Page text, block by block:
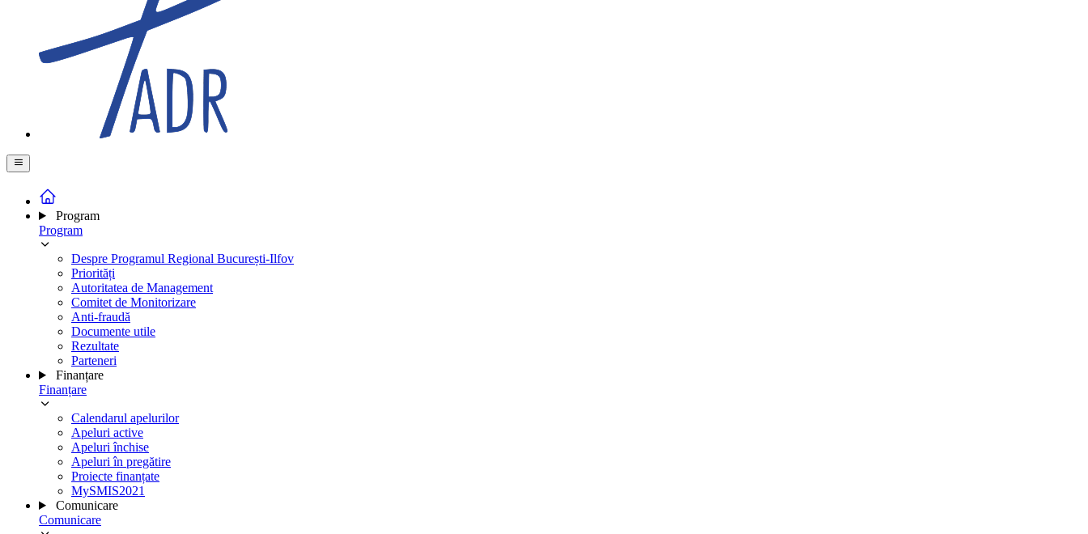
Program
Program
Despre Programul Regional București-Ilfov
Priorități
Autoritatea de Management
Comitet de Monitorizare
Anti-fraudă
Documente utile
Rezultate
Parteneri
Finanțare
Finanțare
Calendarul apelurilor
Apeluri active
Apeluri închise
Apeluri în pregătire
Proiecte finanțate
MySMIS2021
Comunicare
Comunicare